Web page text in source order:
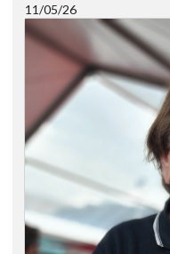
11/05/26